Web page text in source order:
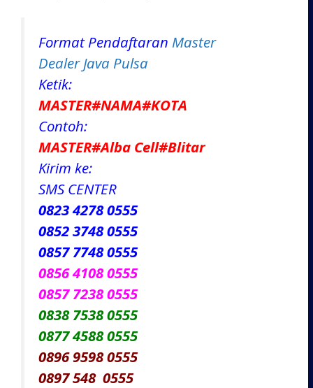
Format Pendaftaran Master
Dealer Java Pulsa
Ketik:
MASTER#NAMA#KOTA
Contoh:
MASTER#Alba Cell#Blitar
Kirim ke:
SMS CENTER
0823 4278 0555
0852 3748 0555
0857 7748 0555
0856 4108 0555
0857 7238 0555
0838 7538 0555
0877 4588 0555
0896 9598 0555
0897 548 0555